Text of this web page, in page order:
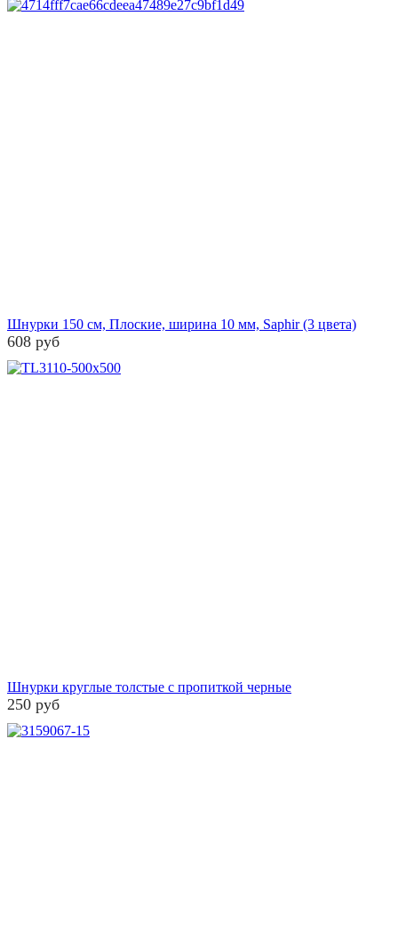
Шнурки 150 см, Плоские, ширина 10 мм, Saphir (3 цвета)
608 руб
Шнурки круглые толстые с пропиткой черные
250 руб